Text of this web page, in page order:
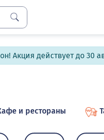
Акция действует до 30
и рестораны